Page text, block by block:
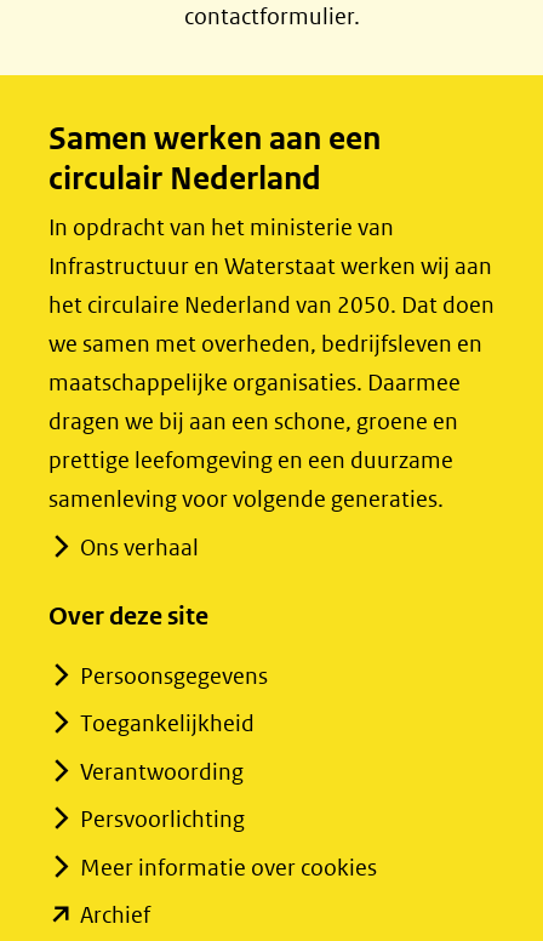
b
o
k
(opent
nieuw
naar
een
andere
website)
e
I
n
(opent
nieuw
naar
een
andere
website)
contactformulier.
Samen werken aan een
circulair Nederland
In opdracht van het ministerie van
Infrastructuur en Waterstaat werken wij aan
het circulaire Nederland van 2050. Dat doen
we samen met overheden, bedrijfsleven en
maatschappelijke organisaties. Daarmee
dragen we bij aan een schone, groene en
prettige leefomgeving en een duurzame
samenleving voor volgende generaties.
Ons verhaal
Over deze site
Persoonsgegevens
Toegankelijkheid
Verantwoording
Persvoorlichting
Meer informatie over cookies
Archief(opent